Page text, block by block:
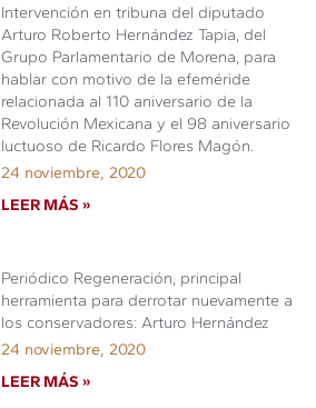
Intervención en tribuna del diputado
Arturo Roberto Hernández Tapia, del
Grupo Parlamentario de Morena, para
hablar con motivo de la efeméride
relacionada al 110 aniversario de la
Revolución Mexicana y el 98 aniversario
luctuoso de Ricardo Flores Magón.
24 noviembre, 2020
LEER MÁS »
Periódico Regeneración, principal
herramienta para derrotar nuevamente a
los conservadores: Arturo Hernández
24 noviembre, 2020
LEER MÁS »